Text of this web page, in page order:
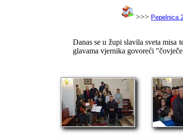
>>> Pepelnica
Danas se u župi slavila sveta misa
glavama vjernika govoreći